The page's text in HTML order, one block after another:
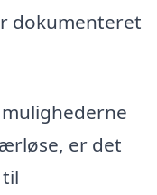
dokumenteret
er det